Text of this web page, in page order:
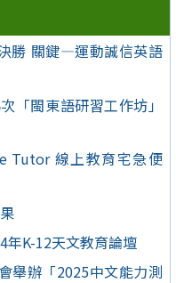
勝 關鍵—運動誠信英語
「閩東語研習工作坊」
Tutor 線上教育宅急便
年K-12天文教育論壇
舉辦「2025中文能力測